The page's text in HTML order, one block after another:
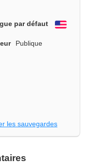
par défaut
Publique
les sauvegardes